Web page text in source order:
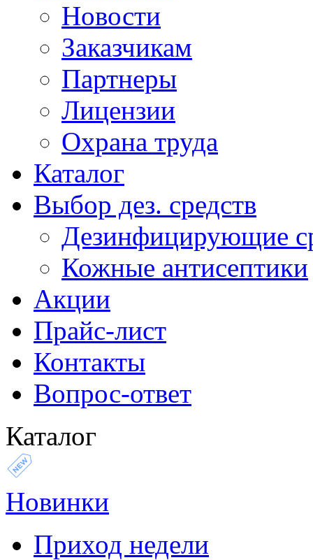
Новости
Заказчикам
Партнеры
Лицензии
Охрана труда
Каталог
Выбор дез. средств
Дезинфицирующие
Кожные антисептики
Акции
Прайс-лист
Контакты
Вопрос-ответ
Каталог
Новинки
Приход недели